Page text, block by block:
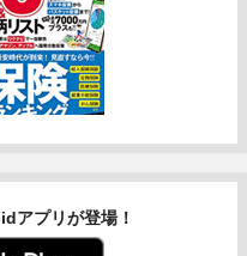
アプリが登場！